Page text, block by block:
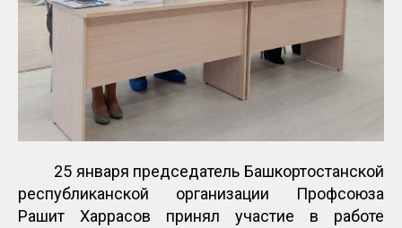
25 января председатель Башкортостанской
республиканской организации Профсоюза
Рашит Харрасов принял участие в работе